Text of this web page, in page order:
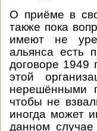
О приёме в
также пока
имеют не
альянса есть
договоре 1949
этой
нерешёнными
чтобы не
иногда может
данном